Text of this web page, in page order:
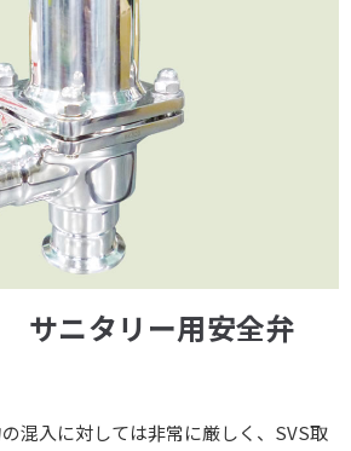
サニタリー用安全弁
混入に対しては非常に厳しく、SVS取